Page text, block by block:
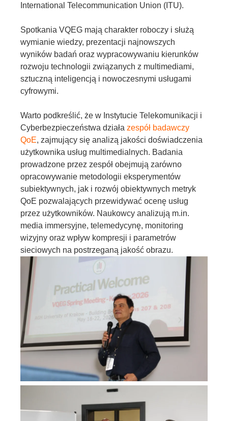
International Telecommunication Union (ITU).
Spotkania VQEG mają charakter roboczy i służą
wymianie wiedzy, prezentacji najnowszych
wyników badań oraz wypracowywaniu kierunków
rozwoju technologii związanych z multimediami,
sztuczną inteligencją i nowoczesnymi usługami
cyfrowymi.
Warto podkreślić, że w Instytucie Telekomunikacji i
Cyberbezpieczeństwa działa zespół badawczy
QoE, zajmujący się analizą jakości doświadczenia
użytkownika usług multimedialnych. Badania
prowadzone przez zespół obejmują zarówno
opracowywanie metodologii eksperymentów
subiektywnych, jak i rozwój obiektywnych metryk
QoE pozwalających przewidywać ocenę usług
przez użytkowników. Naukowcy analizują m.in.
media immersyjne, telemedycynę, monitoring
wizyjny oraz wpływ kompresji i parametrów
sieciowych na postrzeganą jakość obrazu.